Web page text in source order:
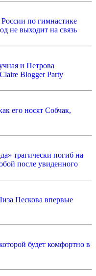
по гимнастике
не выходит на связь
и Петрова
Blogger Party
его носят Собчак,
трагически погиб на
после увиденного
Пескова впервые
будет комфортно в